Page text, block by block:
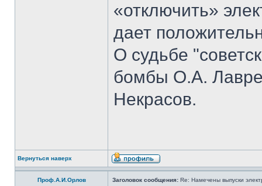
«отключить»
дает
О судьбе
бомбы О.А.
Некрасов.
Вернуться наверх
Проф.А.И.Орлов Заголовок сообщения: Re: Намечены выпуски